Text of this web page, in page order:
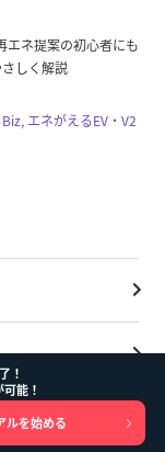
エネ提案の初心者にも
しく解説
エネがえるEV・V2
！
能！
ルを始める